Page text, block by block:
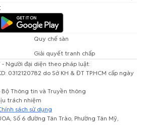
Quy chế sàn
Giải quyết tranh chấp
- Người đại diện theo pháp luật:
0312120782 do Sở KH & ĐT TP.HCM cấp ngày
Bộ Thông tin và Truyền thông
trách nhiệm
sách sử dụng
Số 6 đường Tân Trào, Phường Tân Mỹ,